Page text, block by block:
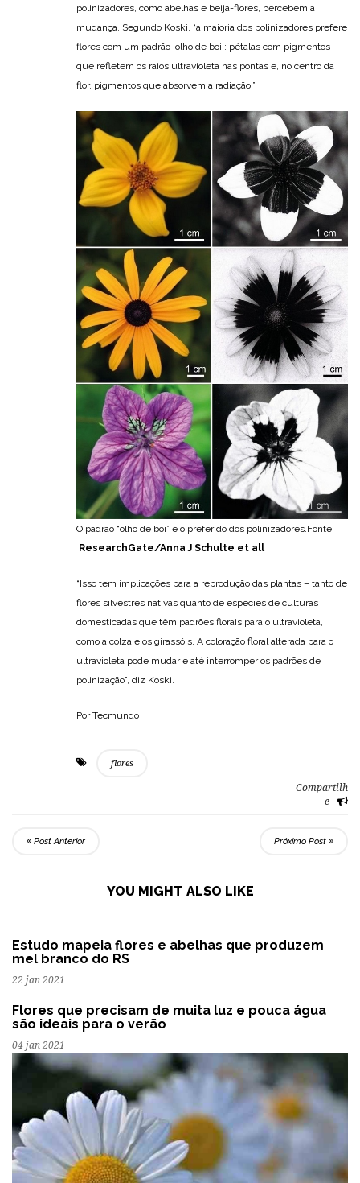
polinizadores, como abelhas e beija-flores, percebem a
mudança. Segundo Koski, “a maioria dos polinizadores prefere
flores com um padrão ‘olho de boi’: pétalas com pigmentos
que refletem os raios ultravioleta nas pontas e, no centro da
flor, pigmentos que absorvem a radiação.”
O padrão “olho de boi” é o preferido dos polinizadores.Fonte:
ResearchGate/Anna J Schulte et all
“Isso tem implicações para a reprodução das plantas – tanto de
flores silvestres nativas quanto de espécies de culturas
domesticadas que têm padrões florais para o ultravioleta,
como a colza e os girassóis. A coloração floral alterada para o
ultravioleta pode mudar e até interromper os padrões de
polinização”, diz Koski.
Por Tecmundo
flores
Compartilh
e
Post Anterior Próximo Post
YOU MIGHT ALSO LIKE
Estudo mapeia flores e abelhas que produzem
mel branco do RS
22 jan 2021
Flores que precisam de muita luz e pouca água
são ideais para o verão
04 jan 2021